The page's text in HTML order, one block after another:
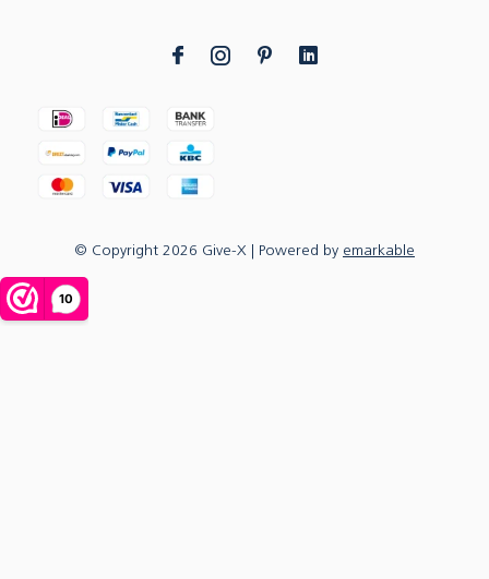
© Copyright 2026 Give-X | Powered by emarkable